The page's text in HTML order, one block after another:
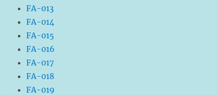
FA-013
FA-014
FA-015
FA-016
FA-017
FA-018
FA-019